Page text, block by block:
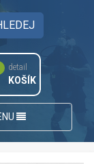
detail
KOŠÍK